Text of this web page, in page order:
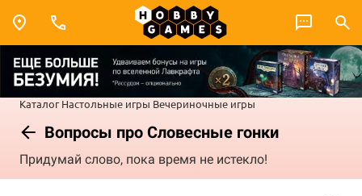
Каталог Настольные игры Вечериночные игры
Вопросы про Словесные гонки
Придумай слово, пока время не истекло!